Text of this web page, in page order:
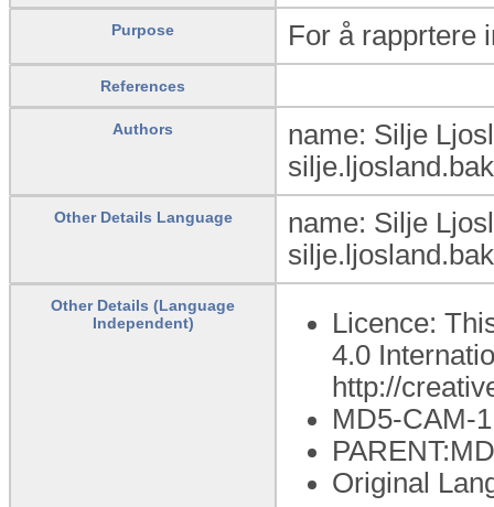
Purpose For å rapprtere
References
Authors
name: Silje
Other Details Language
name: Silje
Other Details (Language
Independent)
Licence:
4.0
http://
MD5-CAM-
Original